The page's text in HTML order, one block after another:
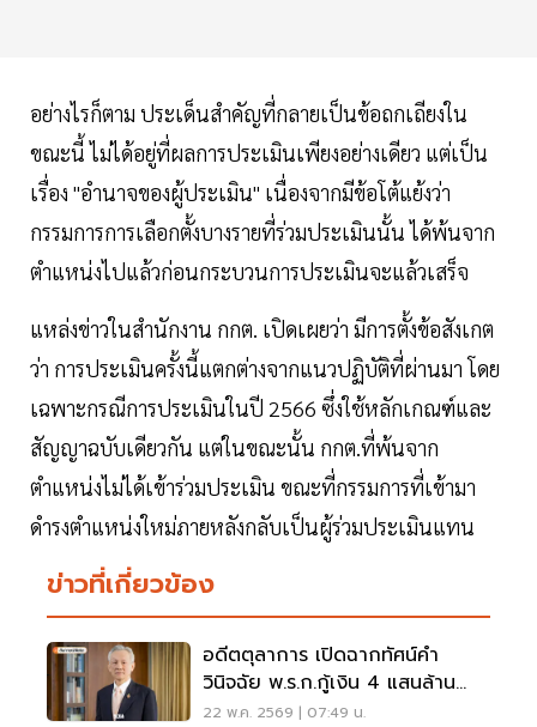
อย่างไรก็ตาม ประเด็นสำคัญที่กลายเป็นข้อถกเถียงใน
ขณะนี้ ไม่ได้อยู่ที่ผลการประเมินเพียงอย่างเดียว แต่เป็น
เรื่อง "อำนาจของผู้ประเมิน" เนื่องจากมีข้อโต้แย้งว่า
กรรมการการเลือกตั้งบางรายที่ร่วมประเมินนั้น ได้พ้นจาก
ตำแหน่งไปแล้วก่อนกระบวนการประเมินจะแล้วเสร็จ
แหล่งข่าวในสำนักงาน กกต. เปิดเผยว่า มีการตั้งข้อสังเกต
ว่า การประเมินครั้งนี้แตกต่างจากแนวปฏิบัติที่ผ่านมา โดย
เฉพาะกรณีการประเมินในปี 2566 ซึ่งใช้หลักเกณฑ์และ
สัญญาฉบับเดียวกัน แต่ในขณะนั้น กกต.ที่พ้นจาก
ตำแหน่งไม่ได้เข้าร่วมประเมิน ขณะที่กรรมการที่เข้ามา
ดำรงตำแหน่งใหม่ภายหลังกลับเป็นผู้ร่วมประเมินแทน
ข่าวที่เกี่ยวข้อง
อดีตตุลาการ เปิดฉากทัศน์คำ
วินิจฉัย พ.ร.ก.กู้เงิน 4 แสนล้าน
เชื่อไม่ขัดรธน.
22 พ.ค. 2569 | 07:49 น.